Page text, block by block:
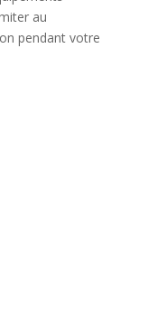
au
pendant votre